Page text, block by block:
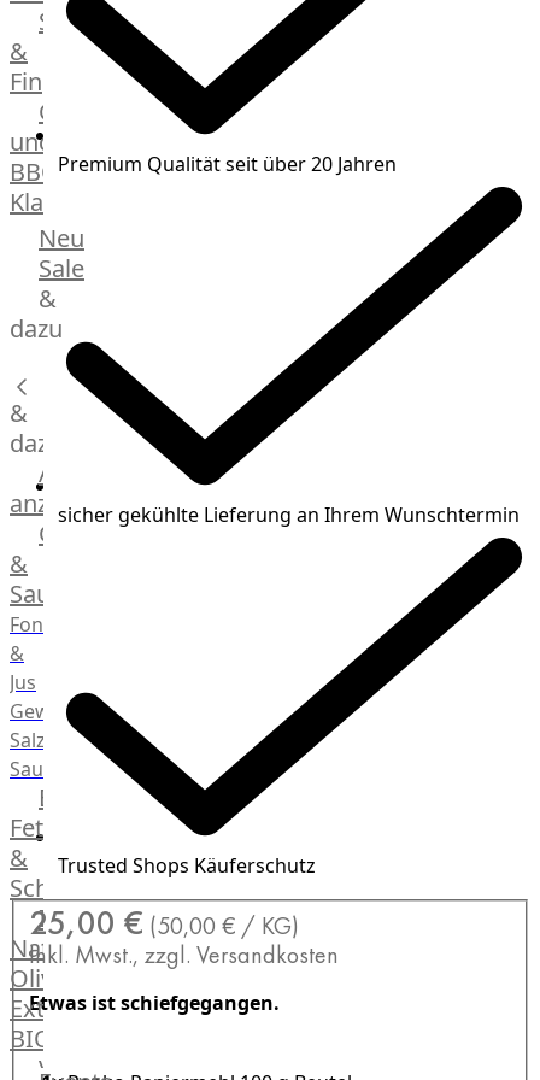
GOURMET
Manufaktur
Bratwurstsets
Toppings
Hackfleisch
Aufschnitt
Schinken
Streetfood
&
Fingerfood
Grill-
und
BBQ-
Klassiker
Beilagen
Brot
Brötchen
Burger
Buns
&
Hot
Dog
Brötchen
Desserts
Neu
Sale
&
dazu
&
dazu
Alle
anzeigen
Gewürze
&
Saucen
Fonds
&
Jus
Gewürze
Salz
Saucen
Butter,
Fett
&
Schmalz
ItalianBar
Natives
Olivenöl
Extra
BIO
Veggie
Premium Qualität seit über 20 Jahren
sicher gekühlte Lieferung an Ihrem Wunschtermin
Trusted Shops Käuferschutz
25,00 € (50,00 € / KG)
Inkl. Mwst., zzgl. Versandkosten
Etwas ist schiefgegangen.